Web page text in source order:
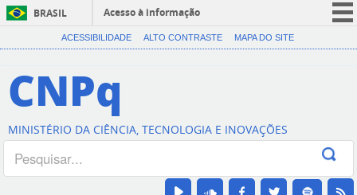
BRASIL
Acesso à informação
CORONAVÍRUS (COVID-19)
Canais
ACESSIBILIDADE ALTO CONTRASTE MAPA DO SITE
CNPq
MINISTÉRIO DA CIÊNCIA, TECNOLOGIA E INOVAÇÕES